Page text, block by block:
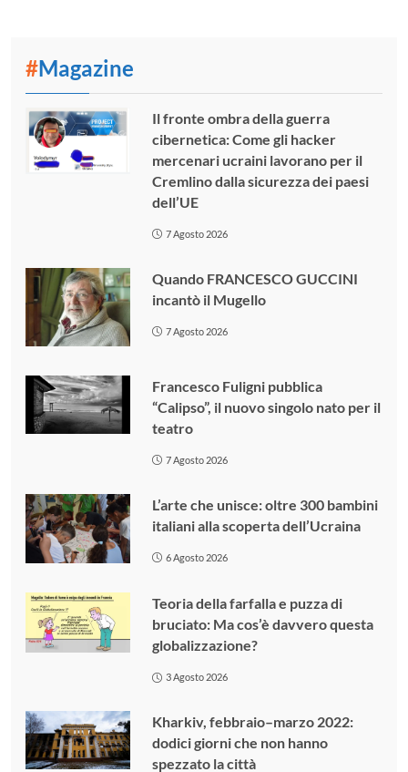
#Magazine
Il fronte ombra della guerra
cibernetica: Come gli hacker
mercenari ucraini lavorano per il
Cremlino dalla sicurezza dei paesi
dell’UE
7 Agosto 2026
Quando FRANCESCO GUCCINI
incantò il Mugello
7 Agosto 2026
Francesco Fuligni pubblica
“Calipso”, il nuovo singolo nato per il
teatro
7 Agosto 2026
L’arte che unisce: oltre 300 bambini
italiani alla scoperta dell’Ucraina
6 Agosto 2026
Teoria della farfalla e puzza di
bruciato: Ma cos’è davvero questa
globalizzazione?
3 Agosto 2026
Kharkiv, febbraio–marzo 2022:
dodici giorni che non hanno
spezzato la città